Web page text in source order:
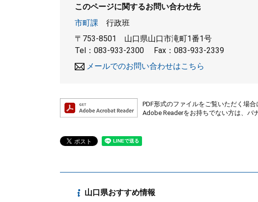
このページに関するお問い合わせ先
市町課
行政班
〒753-8501
山口県山口市滝町1番1号
Tel：083-933-2300
Fax：083-933-2339
メールでのお問い合わせはこちら
PDF形式のファイルをご覧いただく場
Adobe Readerをお持ちでない方は、バ
山口県おすすめ情報